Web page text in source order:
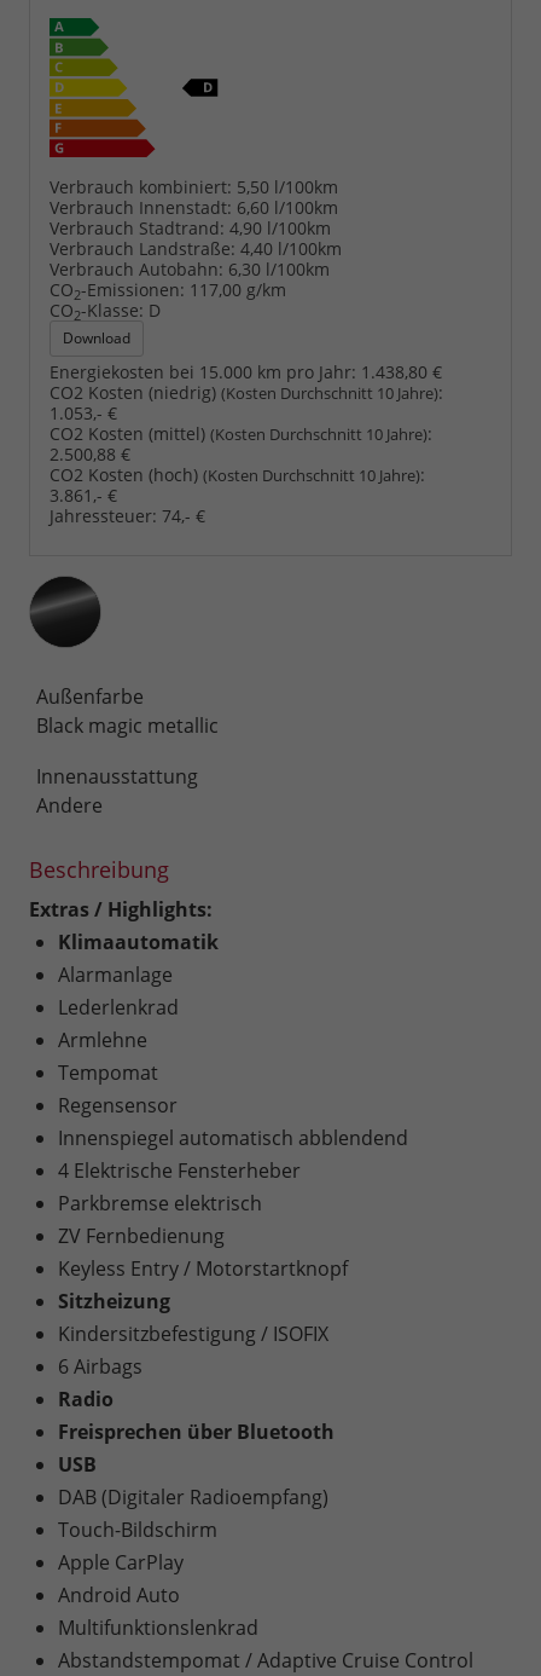
Verbrauch kombiniert: 5,50 l/100km
Verbrauch Innenstadt: 6,60 l/100km
Verbrauch Stadtrand: 4,90 l/100km
Verbrauch Landstraße: 4,40 l/100km
Verbrauch Autobahn: 6,30 l/100km
CO2-Emissionen: 117,00 g/km
CO2-Klasse: D
Download
Energiekosten bei 15.000 km pro Jahr: 1.438,80 €
CO2 Kosten (niedrig) (Kosten Durchschnitt 10 Jahre):
1.053,- €
CO2 Kosten (mittel) (Kosten Durchschnitt 10 Jahre):
2.500,88 €
CO2 Kosten (hoch) (Kosten Durchschnitt 10 Jahre):
3.861,- €
Jahressteuer: 74,- €
Außenfarbe
Black magic metallic
Innenausstattung
Andere
Beschreibung
Extras / Highlights:
Klimaautomatik
Alarmanlage
Lederlenkrad
Armlehne
Tempomat
Regensensor
Innenspiegel automatisch abblendend
4 Elektrische Fensterheber
Parkbremse elektrisch
ZV Fernbedienung
Keyless Entry / Motorstartknopf
Sitzheizung
Kindersitzbefestigung / ISOFIX
6 Airbags
Radio
Freisprechen über Bluetooth
USB
DAB (Digitaler Radioempfang)
Touch-Bildschirm
Apple CarPlay
Android Auto
Multifunktionslenkrad
Abstandstempomat / Adaptive Cruise Control